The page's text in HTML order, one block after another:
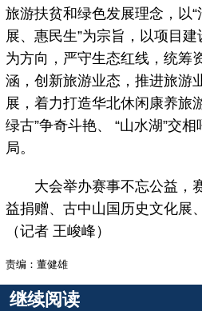
旅游扶贫和绿色发展理念，以
展、惠民生”为宗旨，以项目
为方向，严守生态红线，统筹
涵，创新旅游业态，推进旅游
展，着力打造华北休闲康养旅
绿古”争奇斗艳、 “山水湖”交
局。
大会举办赛事不忘公益，
益捐赠、古中山国历史文化展
（记者 王峻峰）
责编：董健雄
继续阅读